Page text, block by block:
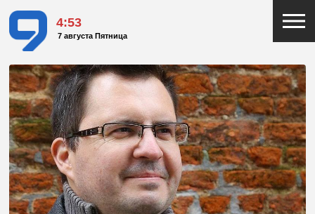
4:53
7 августа Пятница